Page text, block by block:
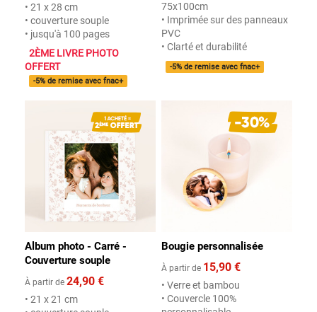
• 21 x 28 cm
• couverture souple
• jusqu'à 100 pages
2ÈME LIVRE PHOTO
OFFERT
-5% de remise avec fnac+
75x100cm
• Imprimée sur des panneaux
PVC
• Clarté et durabilité
-5% de remise avec fnac+
Album photo - Carré -
Couverture souple
À partir de 24,90 €
• 21 x 21 cm
Bougie personnalisée
À partir de 15,90 €
• Verre et bambou
• Couvercle 100%